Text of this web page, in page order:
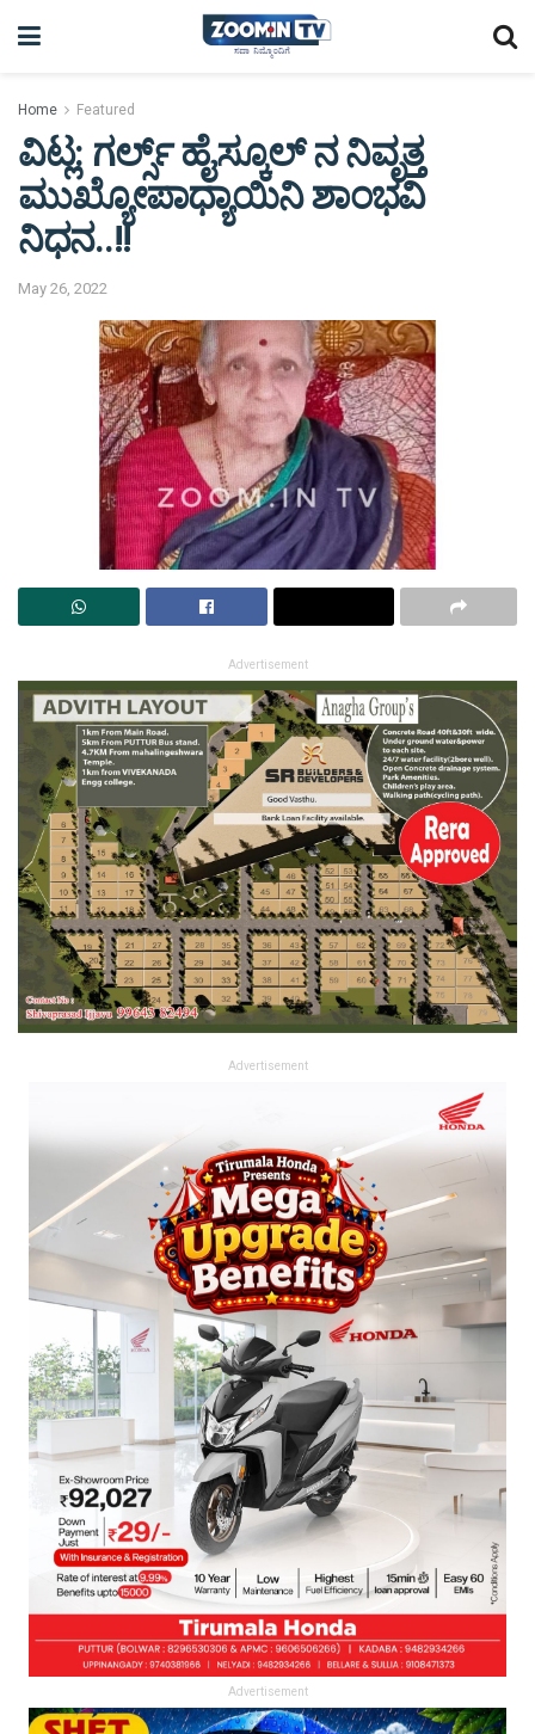
Home Featured
ವಿಟ್ಲ: ಗರ್ಲ್ಸ್ ಹೈಸ್ಕೂಲ್ ನ ನಿವೃತ್ತ
ಮುಖ್ಯೋಪಾಧ್ಯಾಯಿನಿ ಶಾಂಭವಿ
ನಿಧನ..!!
May 26, 2022
Advertisement
Advertisement
Advertisement